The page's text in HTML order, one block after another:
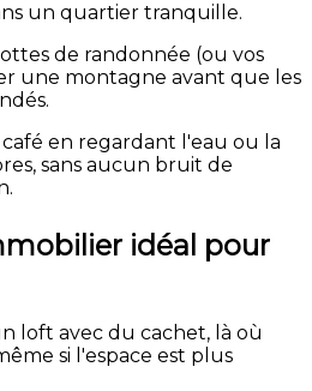
un quartier tranquille.
de randonnée (ou vos
une montagne avant que les
en regardant l'eau ou la
sans aucun bruit de
idéal pour
loft avec du cachet, là où
si l'espace est plus